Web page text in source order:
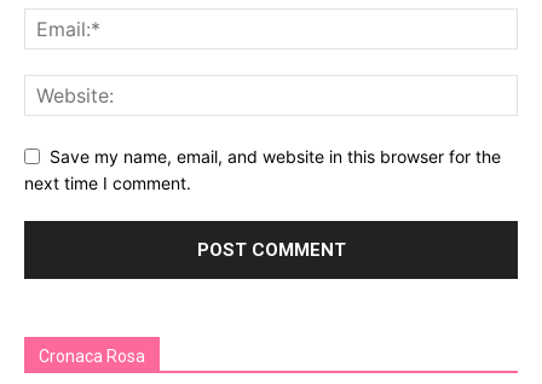
Save my name, email, and website in this browser for the
next time I comment.
Cronaca Rosa